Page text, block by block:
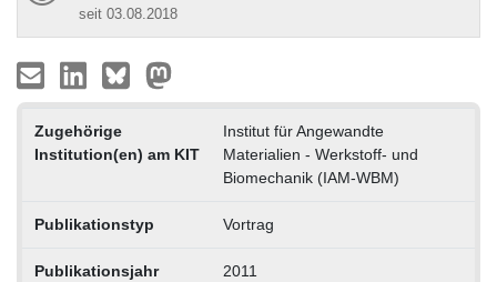
seit 03.08.2018
Zugehörige
Institution(en) am KIT
Institut für Angewandte
Materialien - Werkstoff- und
Biomechanik (IAM-WBM)
Publikationstyp Vortrag
Publikationsjahr 2011